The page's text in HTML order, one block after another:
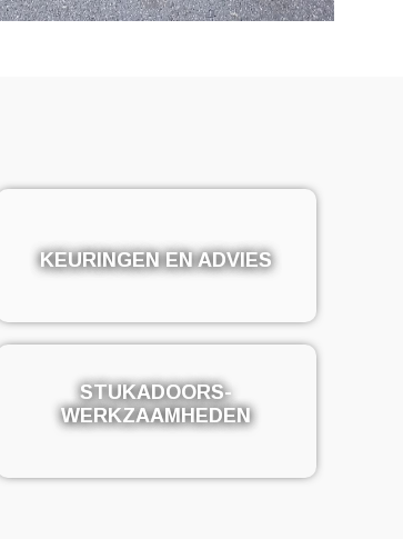
KEURINGEN EN ADVIES
KEURINGEN EN ADVIES
STUKADOORS-
WERKZAAMHEDEN
STUKADOORS-
WERKZAAMHEDEN